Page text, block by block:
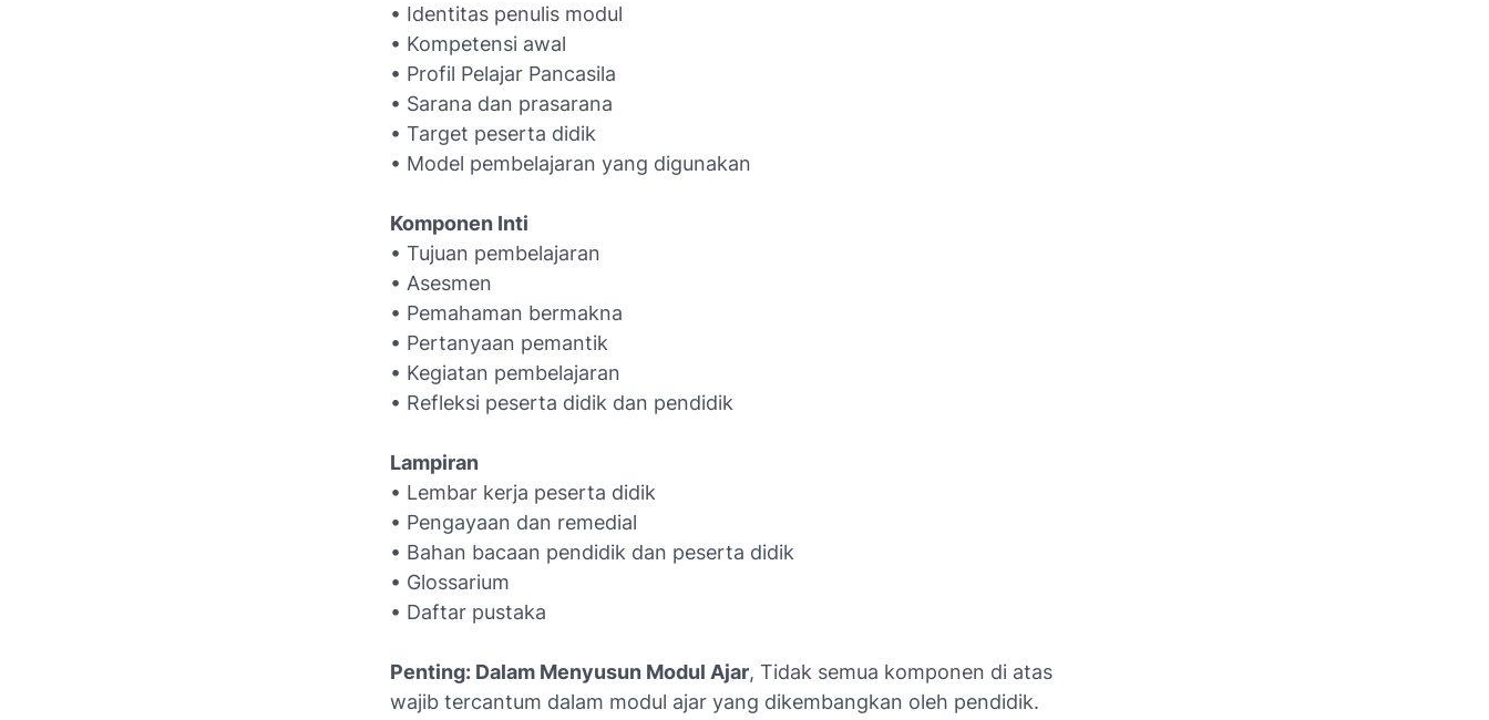
• Identitas penulis modul
• Kompetensi awal
• Profil Pelajar Pancasila
• Sarana dan prasarana
• Target peserta didik
• Model pembelajaran yang digunakan
Komponen Inti
• Tujuan pembelajaran
• Asesmen
• Pemahaman bermakna
• Pertanyaan pemantik
• Kegiatan pembelajaran
• Refleksi peserta didik dan pendidik
Lampiran
• Lembar kerja peserta didik
• Pengayaan dan remedial
• Bahan bacaan pendidik dan peserta didik
• Glossarium
• Daftar pustaka
Penting: Dalam Menyusun Modul Ajar, Tidak semua komponen di atas
wajib tercantum dalam modul ajar yang dikembangkan oleh pendidik.